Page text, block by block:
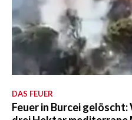
DAS FEUER
Feuer in Burcei